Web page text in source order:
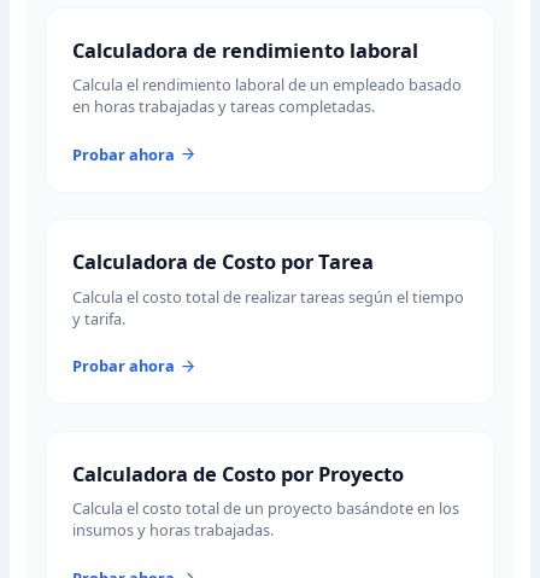
Calculadora de rendimiento laboral
Calcula el rendimiento laboral de un empleado basado
en horas trabajadas y tareas completadas.
Probar ahora
Calculadora de Costo por Tarea
Calcula el costo total de realizar tareas según el tiempo
y tarifa.
Probar ahora
Calculadora de Costo por Proyecto
Calcula el costo total de un proyecto basándote en los
insumos y horas trabajadas.